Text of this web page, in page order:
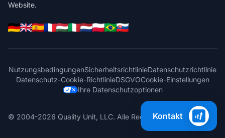
Website.
NutzungsbedingungenSicherheitsrichtlinieDatenschutzrichtlinie
Datenschutz-Cookie-RichtlinieDSGVOCookie-Einstellungen
Ihre Datenschutzoptionen
© 2004-2026 Quality Unit, LLC. Alle Rechte vorbehalten.
Kontakt